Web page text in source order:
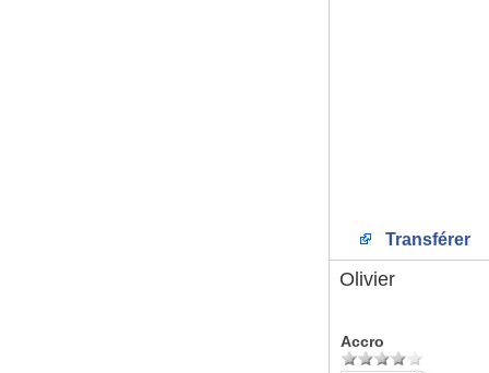
Transférer
Olivier
Accro